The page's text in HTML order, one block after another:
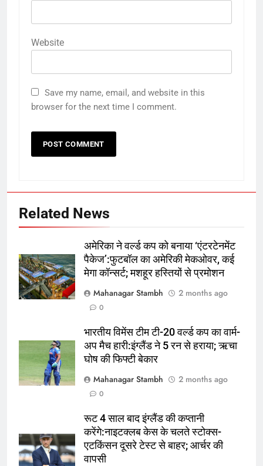
Website
Save my name, email, and website in this
browser for the next time I comment.
Related News
अमेरिका ने वर्ल्ड कप को बनाया ‘एंटरटेनमेंट
पैकेज’:फुटबॉल का अमेरिकी मेकओवर, कई
मेगा कॉन्सर्ट; मशहूर हस्तियों से प्रमोशन
Mahanagar Stambh
2 months ago
0
भारतीय विमेंस टीम टी-20 वर्ल्ड कप का वार्म-
अप मैच हारी:इंग्लैंड ने 5 रन से हराया; ऋचा
घोष की फिफ्टी बेकार
Mahanagar Stambh
2 months ago
0
रूट 4 साल बाद इंग्लैंड की कप्तानी
करेंगे:नाइटक्लब केस के चलते स्टोक्स-
एटकिंसन दूसरे टेस्ट से बाहर; आर्चर की
वापसी
5
करेंगे:नाइटक्लब केस के चलते स्टोक्स-
एटकिंसन दूसरे टेस्ट से बाहर; आर्चर की
वापसी
क्रिकेट ‎स्पोर्ट्स
6
अररिया में ‘जीरो ऑफिस डे’ अभियान
कार्ड बनाने की अपील, कल भी आयोजन
पूर्व राज्य
7